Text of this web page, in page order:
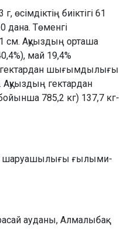
өсімдіктің биіктігі 61
дана. Төменгі
см. Ақуыздың орташа
май 19,4%
гектардан шығымдылығы
Ақуыздың гектардан
785,2 кг) 137,7 кг-
шаруашылығы ғылыми-
ауданы, Алмалыбақ